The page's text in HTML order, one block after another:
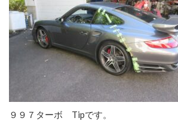
９９７ターボ Tipです。